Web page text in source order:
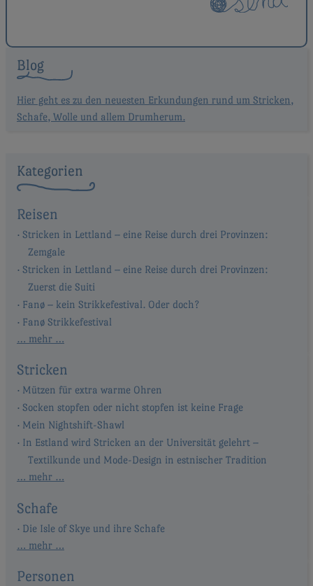
Blog
Hier geht es zu den neuesten Erkundungen rund um Stricken,
Schafe, Wolle und allem Drumherum.
Kategorien
Reisen
Stricken in Lettland – eine Reise durch drei Provinzen:
Zemgale
Stricken in Lettland – eine Reise durch drei Provinzen:
Zuerst die Suiti
Fanø – kein Strikkefestival. Oder doch?
Fanø Strikkefestival
… mehr …
Stricken
Mützen für extra warme Ohren
Socken stopfen oder nicht stopfen ist keine Frage
Mein Nightshift-Shawl
In Estland wird Stricken an der Universität gelehrt –
Textilkunde und Mode-Design in estnischer Tradition
… mehr …
Schafe
Die Isle of Skye und ihre Schafe
… mehr …
Personen